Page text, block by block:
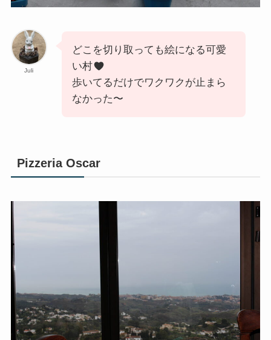
Juli
どこを切り取っても絵になる可愛
い村
歩いてるだけでワクワクが止まら
なかった〜
Pizzeria Oscar